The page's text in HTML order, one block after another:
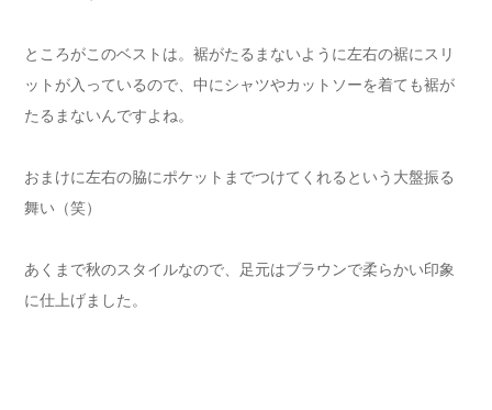
ところがこのベストは。裾がたるまないように左右の裾にスリ
ットが入っているので、中にシャツやカットソーを着ても裾が
たるまないんですよね。
おまけに左右の脇にポケットまでつけてくれるという大盤振る
舞い（笑）
あくまで秋のスタイルなので、足元はブラウンで柔らかい印象
に仕上げました。